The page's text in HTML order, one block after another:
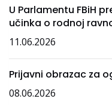
U Parlamentu FBiH
učinka o rodnoj
11.06.2026
Prijavni obrazac za
08.06.2026